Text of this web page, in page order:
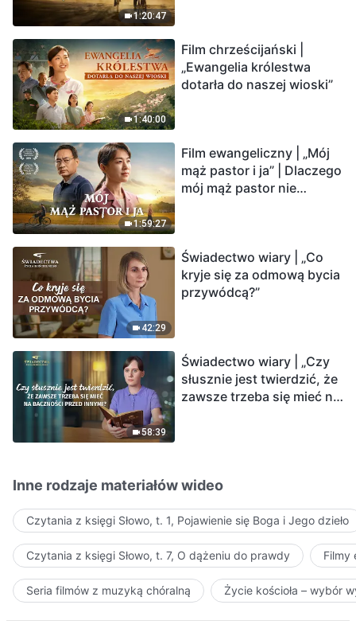
1:20:47
1:40:00
Film chrześcijański |
„Ewangelia królestwa
dotarła do naszej wioski”
1:59:27
Film ewangeliczny | „Mój
mąż pastor i ja” | Dlaczego
mój mąż pastor nie
42:29
Świadectwo wiary | „Co
kryje się za odmową bycia
przywódcą?”
58:39
Świadectwo wiary | „Czy
słusznie jest twierdzić, że
zawsze trzeba się mieć na
Inne rodzaje materiałów wideo
Czytania z księgi Słowo, t. 1, Pojawienie się Boga i Jego dzieło
Czytania z księgi Słowo, t. 7, O dążeniu do prawdy Filmy
Seria filmów z muzyką chóralną Życie kościoła – wybór